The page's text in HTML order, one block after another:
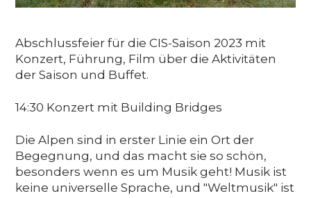
Abschlussfeier für die CIS-Saison 2023 mit
Konzert, Führung, Film über die Aktivitäten
der Saison und Buffet.
14:30 Konzert mit Building Bridges
Die Alpen sind in erster Linie ein Ort der
Begegnung, und das macht sie so schön,
besonders wenn es um Musik geht! Musik ist
keine universelle Sprache, und "Weltmusik" ist